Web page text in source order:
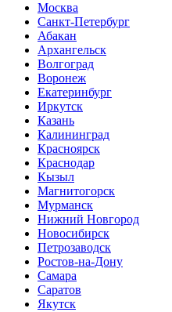
Москва
Санкт-Петербург
Абакан
Архангельск
Волгоград
Воронеж
Екатеринбург
Иркутск
Казань
Калининград
Красноярск
Краснодар
Кызыл
Магнитогорск
Мурманск
Нижний Новгород
Новосибирск
Петрозаводск
Ростов-на-Дону
Самара
Саратов
Якутск